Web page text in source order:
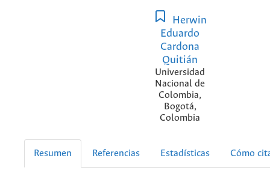
Herwin
Eduardo
Cardona
Quitián
Universidad
Nacional de
Colombia,
Bogotá,
Colombia
Resumen Referencias Estadísticas Cómo